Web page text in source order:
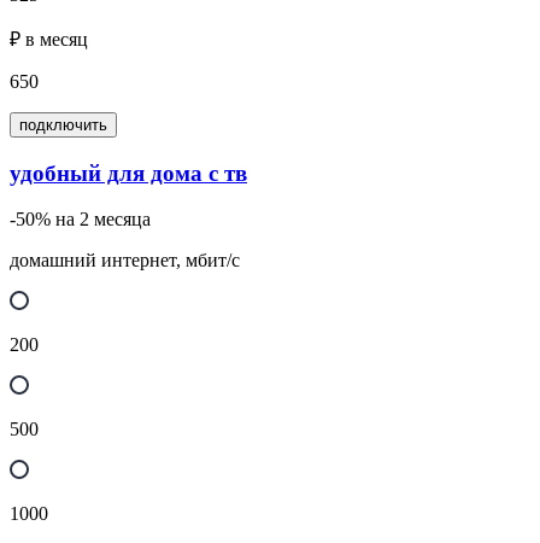
₽ в месяц
650
подключить
удобный для дома с тв
-50% на 2 месяца
домашний интернет, мбит/с
200
500
1000